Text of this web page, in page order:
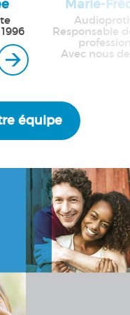
Marie-
Responsable
Avec nous
équipe